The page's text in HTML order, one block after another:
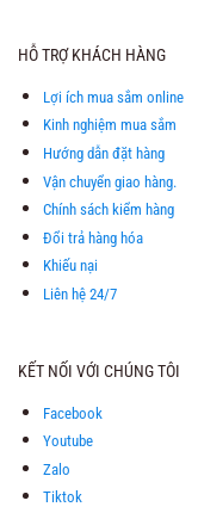
HỖ TRỢ KHÁCH HÀNG
Lợi ích mua sắm online
Kinh nghiệm mua sắm
Hướng dẫn đặt hàng
Vận chuyển giao hàng.
Chính sách kiểm hàng
Đổi trả hàng hóa
Khiếu nại
Liên hệ 24/7
KẾT NỐI VỚI CHÚNG TÔI
Facebook
Youtube
Zalo
Tiktok